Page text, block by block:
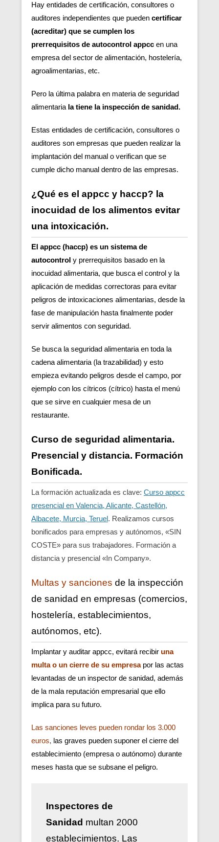
Hay entidades de certificación, consultores o
auditores independientes que pueden certificar
(acreditar) que se cumplen los
prerrequisitos de autocontrol appcc en una
empresa del sector de alimentación, hostelería,
agroalimentarias, etc.
Pero la última palabra en materia de seguridad
alimentaria la tiene la inspección de sanidad.
Estas entidades de certificación, consultores o
auditores son empresas que pueden realizar la
implantación del manual o verifican que se
cumple dicho manual dentro de las empresas.
¿Qué es el appcc y haccp? la
inocuidad de los alimentos evitar
una intoxicación.
El appcc (haccp) es un sistema de
autocontrol y prerrequisitos basado en la
inocuidad alimentaria, que busca el control y la
aplicación de medidas correctoras para evitar
peligros de intoxicaciones alimentarias, desde la
fase de manipulación hasta finalmente poder
servir alimentos con seguridad.
Se busca la seguridad alimentaria en toda la
cadena alimentaria (la trazabilidad) y esto
empieza evitando peligros desde el campo, por
ejemplo con los cítricos (cítrico) hasta el menú
que se sirve en cualquier mesa de un
restaurante.
Curso de seguridad alimentaria.
Presencial y distancia. Formación
Bonificada.
La formación actualizada es clave: Curso appcc
presencial en Valencia, Alicante, Castellón,
Albacete, Murcia, Teruel. Realizamos cursos
bonificados para empresas y autónomos, «SIN
COSTE» para sus trabajadores. Formación a
distancia y presencial «In Company».
Multas y sanciones de la inspección
de sanidad en empresas (comercios,
hostelería, establecimientos,
autónomos, etc).
Implantar y auditar appcc, evitará recibir una
multa o un cierre de su empresa por las actas
levantadas de un inspector de sanidad, además
de la mala reputación empresarial que ello
implica para su futuro.
Las sanciones leves pueden rondar los 3.000
euros, las graves pueden suponer el cierre del
establecimiento (empresa o autónomo) durante
meses hasta que se subsane el peligro.
Inspectores de
Sanidad multan 2000
establecimientos. Las